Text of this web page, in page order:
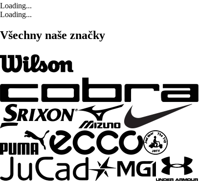
Loading...
Loading...
Všechny naše značky